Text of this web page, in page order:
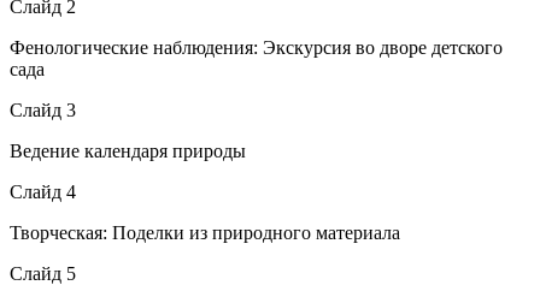
Слайд 2
Фенологические наблюдения: Экскурсия во дворе детского
сада
Слайд 3
Ведение календаря природы
Слайд 4
Творческая: Поделки из природного материала
Слайд 5